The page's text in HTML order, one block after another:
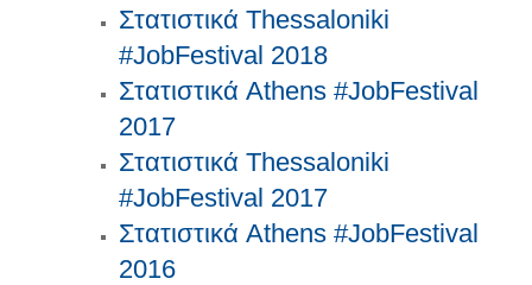
Στατιστικά Thessaloniki
#JobFestival 2018
Στατιστικά Athens #JobFestival
2017
Στατιστικά Thessaloniki
#JobFestival 2017
Στατιστικά Athens #JobFestival
2016